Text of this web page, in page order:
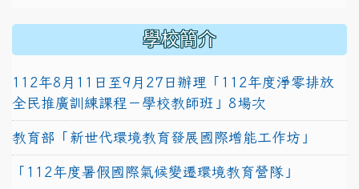
學校簡介
112年8月11日至9月27日辦理「112年度淨零排放
全民推廣訓練課程－學校教師班」8場次
教育部「新世代環境教育發展國際增能工作坊」
「112年度暑假國際氣候變遷環境教育營隊」